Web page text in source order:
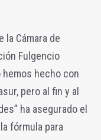
la Cámara de
Fulgencio
hemos hecho con
pero al fin y al
ha asegurado el
fórmula para